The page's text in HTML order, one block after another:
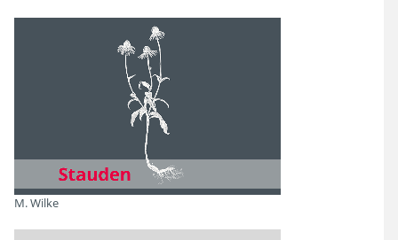
M. Wilke
Zurücksetzen